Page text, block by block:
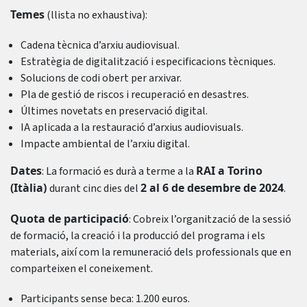
Temes(llista no exhaustiva):
Cadena tècnica d’arxiu audiovisual.
Estratègia de digitalització i especificacions tècniques.
Solucions de codi obert per arxivar.
Pla de gestió de riscos i recuperació en desastres.
Últimes novetats en preservació digital.
IA aplicada a la restauració d’arxius audiovisuals.
Impacte ambiental de l’arxiu digital.
Dates: La formació es durà a terme a la RAI a Torino
(Itàlia)durant cinc dies del2 al 6 de desembre de 2024.
Quota de participació: Cobreix l’organització de la sessió
de formació, la creació i la producció del programa i els
materials, així com la remuneració dels professionals que en
comparteixen el coneixement.
Participants sense beca: 1.200 euros.